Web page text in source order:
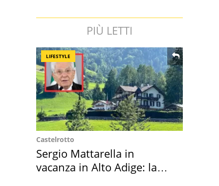
PIÙ LETTI
LIFESTYLE
Castelrotto
Sergio Mattarella in
vacanza in Alto Adige: la